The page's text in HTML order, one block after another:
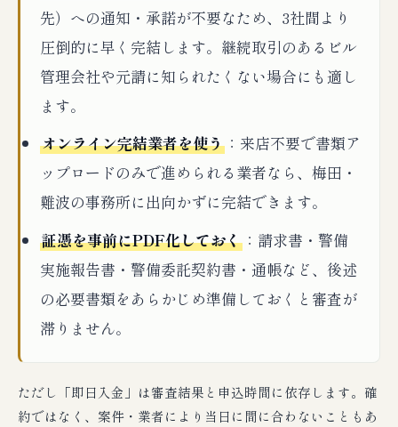
先）への通知・承諾が不要なため、3社間より
圧倒的に早く完結します。継続取引のあるビル
管理会社や元請に知られたくない場合にも適し
ます。
オンライン完結業者を使う ：来店不要で書類ア
ップロードのみで進められる業者なら、梅田・
難波の事務所に出向かずに完結できます。
証憑を事前にPDF化しておく ：請求書・警備
実施報告書・警備委託契約書・通帳など、後述
の必要書類をあらかじめ準備しておくと審査が
滞りません。
ただし「即日入金」は審査結果と申込時間に依存します。確
約ではなく、案件・業者により当日に間に合わないこともあ